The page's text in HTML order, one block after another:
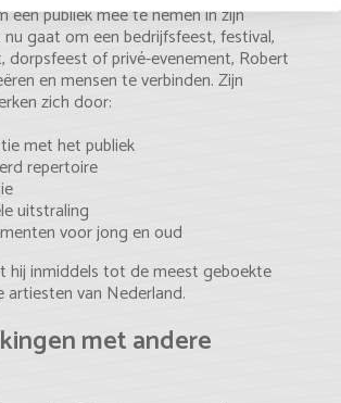
een publiek mee te nemen in zijn
gaat om een bedrijfsfeest, festival,
dorpsfeest of privé-evenement, Robert
en mensen te verbinden. Zijn
zich door:
met het publiek
repertoire
uitstraling
voor jong en oud
hij inmiddels tot de meest geboekte
van Nederland.
met andere